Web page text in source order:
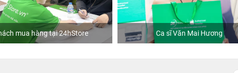
mua hàng tại 24hStore Ca sĩ Văn Mai Hương